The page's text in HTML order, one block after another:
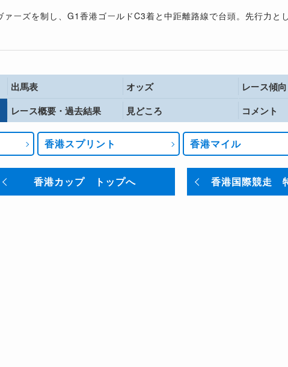
ーズを制し、G1香港ゴールドC3着と中距離路線で台頭。先行力と
出馬表 オッズ レース傾向
レース概要・ 過去結果 見どころ コメント
香港スプリント 香港マイル
香港カップ トップへ 香港国際競走